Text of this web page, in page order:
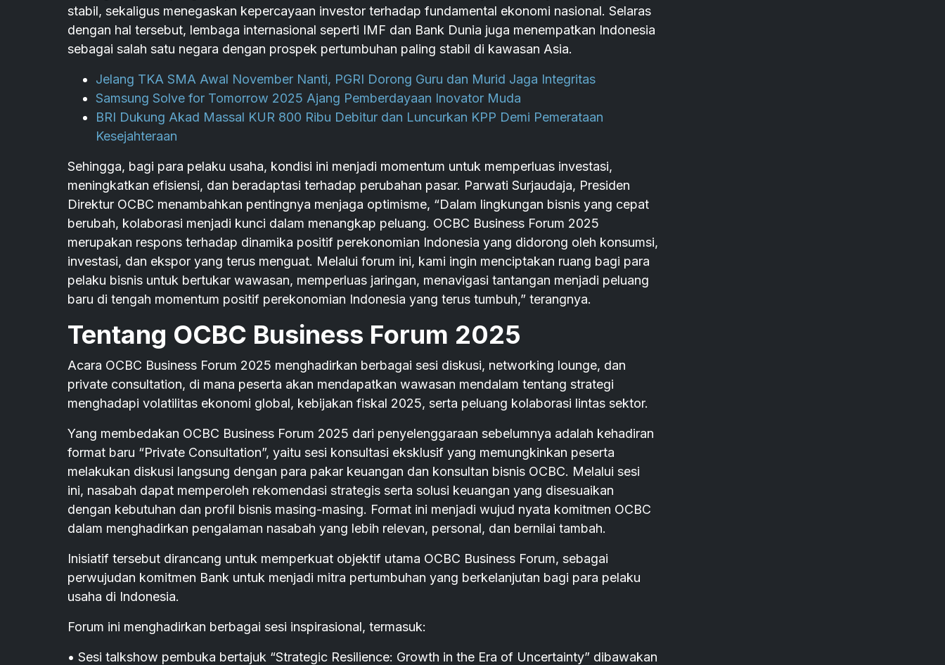
stabil, sekaligus menegaskan kepercayaan investor terhadap fundamental ekonomi nasional. Selaras
dengan hal tersebut, lembaga internasional seperti IMF dan Bank Dunia juga menempatkan Indonesia
sebagai salah satu negara dengan prospek pertumbuhan paling stabil di kawasan Asia.
Jelang TKA SMA Awal November Nanti, PGRI Dorong Guru dan Murid Jaga Integritas
Samsung Solve for Tomorrow 2025 Ajang Pemberdayaan Inovator Muda
BRI Dukung Akad Massal KUR 800 Ribu Debitur dan Luncurkan KPP Demi Pemerataan
Kesejahteraan
Sehingga, bagi para pelaku usaha, kondisi ini menjadi momentum untuk memperluas investasi,
meningkatkan efisiensi, dan beradaptasi terhadap perubahan pasar. Parwati Surjaudaja, Presiden
Direktur OCBC menambahkan pentingnya menjaga optimisme, “Dalam lingkungan bisnis yang cepat
berubah, kolaborasi menjadi kunci dalam menangkap peluang. OCBC Business Forum 2025
merupakan respons terhadap dinamika positif perekonomian Indonesia yang didorong oleh konsumsi,
investasi, dan ekspor yang terus menguat. Melalui forum ini, kami ingin menciptakan ruang bagi para
pelaku bisnis untuk bertukar wawasan, memperluas jaringan, menavigasi tantangan menjadi peluang
baru di tengah momentum positif perekonomian Indonesia yang terus tumbuh,” terangnya.
Tentang OCBC Business Forum 2025
Acara OCBC Business Forum 2025 menghadirkan berbagai sesi diskusi, networking lounge, dan
private consultation, di mana peserta akan mendapatkan wawasan mendalam tentang strategi
menghadapi volatilitas ekonomi global, kebijakan fiskal 2025, serta peluang kolaborasi lintas sektor.
Yang membedakan OCBC Business Forum 2025 dari penyelenggaraan sebelumnya adalah kehadiran
format baru “Private Consultation”, yaitu sesi konsultasi eksklusif yang memungkinkan peserta
melakukan diskusi langsung dengan para pakar keuangan dan konsultan bisnis OCBC. Melalui sesi
ini, nasabah dapat memperoleh rekomendasi strategis serta solusi keuangan yang disesuaikan
dengan kebutuhan dan profil bisnis masing-masing. Format ini menjadi wujud nyata komitmen OCBC
dalam menghadirkan pengalaman nasabah yang lebih relevan, personal, dan bernilai tambah.
Inisiatif tersebut dirancang untuk memperkuat objektif utama OCBC Business Forum, sebagai
perwujudan komitmen Bank untuk menjadi mitra pertumbuhan yang berkelanjutan bagi para pelaku
usaha di Indonesia.
Forum ini menghadirkan berbagai sesi inspirasional, termasuk:
• Sesi talkshow pembuka bertajuk “Strategic Resilience: Growth in the Era of Uncertainty” dibawakan